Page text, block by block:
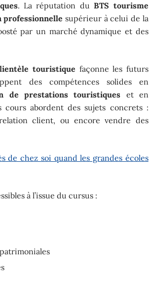
. La réputation duBTS tourisme
professionnelle supérieur à celui de la
par un marché dynamique et des
touristique façonne les futurs
des compétences solides en
de prestations touristiques et en
cours abordent des sujets concrets :
client, ou encore vendre des
de chez soi quand les grandes écoles
à l’issue du cursus :